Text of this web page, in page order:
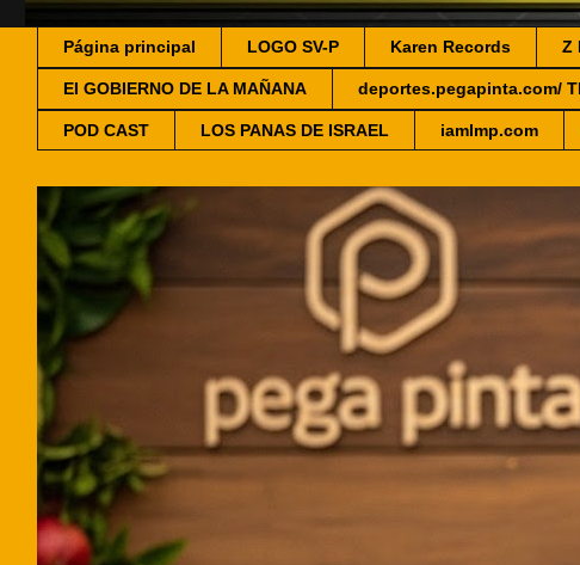
Página principal LOGO SV-P Karen Records Z
EI GOBIERNO DE LA MAÑANA deportes.pegapinta.com/
POD CAST LOS PANAS DE ISRAEL iamlmp.com